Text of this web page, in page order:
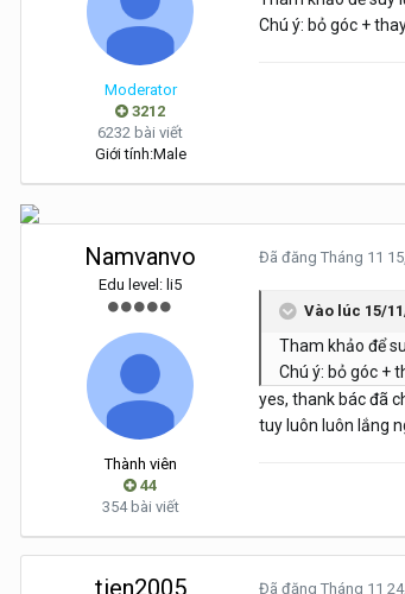
Moderator
3212
6232 bài viết
Giới tính:Male
Chú ý: bỏ góc +
Namvanvo
Edu level: li5
Thành viên
44
354 bài viết
Đã đăng Tháng 11
Vào lúc 15/
Tham khảo để
Chú ý: bỏ góc +
yes, thank bác đã
tuy luôn luôn lắng
tien2005 Đã đăng Tháng 11